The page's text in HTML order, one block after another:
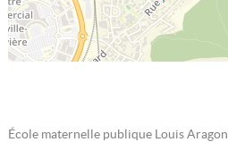
École maternelle publique Louis Aragon